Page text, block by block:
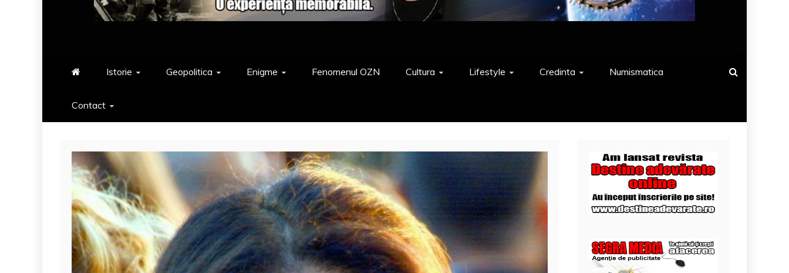
Istorie Geopolitica Enigme Fenomenul OZN Cultura Lifestyle Credinta Numismatica
Contact